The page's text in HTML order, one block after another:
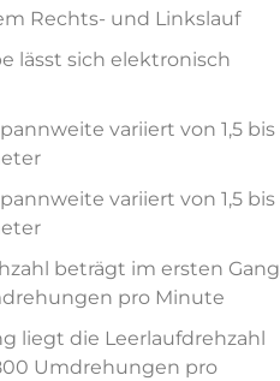
Rechts- und Linkslauf
lässt sich elektronisch
variiert von 1,5 bis
variiert von 1,5 bis
beträgt im ersten Gang
pro Minute
liegt die Leerlaufdrehzahl
Umdrehungen pro